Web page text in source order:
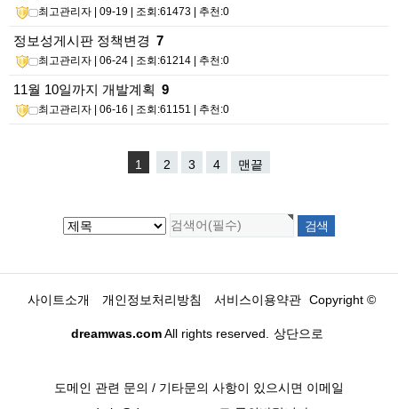
최고관리자 | 09-19 | 조회:61473 | 추천:0
정보성게시판 정책변경 7
최고관리자 | 06-24 | 조회:61214 | 추천:0
11월 10일까지 개발계획 9
최고관리자 | 06-16 | 조회:61151 | 추천:0
1 2 3 4 맨끝
사이트소개 개인정보처리방침 서비스이용약관 Copyright ©
dreamwas.comAll rights reserved. 상단으로
도메인 관련 문의 / 기타문의 사항이 있으시면 이메일